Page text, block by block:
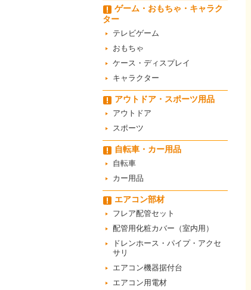
ゲーム・おもちゃ・キャラク
ター
テレビゲーム
おもちゃ
ケース・ディスプレイ
キャラクター
アウトドア・スポーツ用品
アウトドア
スポーツ
自転車・カー用品
自転車
カー用品
エアコン部材
フレア配管セット
配管用化粧カバー（室内用）
ドレンホース・パイプ・アクセ
サリ
エアコン機器据付台
エアコン用電材